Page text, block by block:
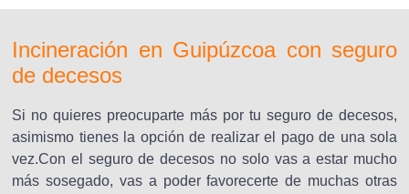
Incineración en Guipúzcoa con seguro
de decesos
Si no quieres preocuparte más por tu seguro de decesos,
asimismo tienes la opción de realizar el pago de una sola
vez.Con el seguro de decesos no solo vas a estar mucho
más sosegado, vas a poder favorecerte de muchas otras